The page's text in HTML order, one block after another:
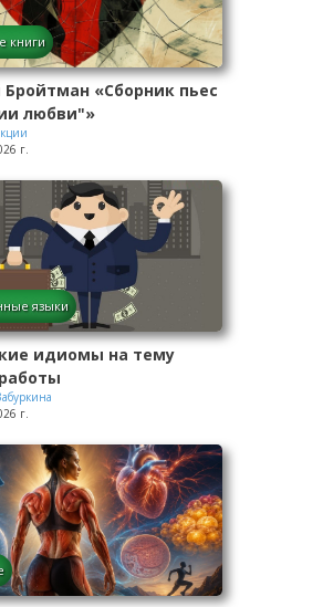
книги
«Сборник пьес
любви"»
г.
языки
идиомы на тему
г.